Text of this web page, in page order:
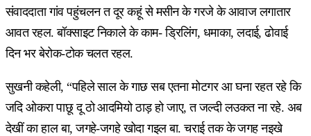
संवाददाता गांव पहुंचलन त दूर कहूं से मसीन के गरजे के आवाज लगातार
आवत रहल. बॉक्साइट निकाले के काम- ड्रिलिंग, धमाका, लदाई, ढोवाई
दिन भर बेरोक-टोक चलत रहल.
सुखनी कहेली, “पहिले साल के गाछ सब एतना मोटगर आ घना रहत रहे कि
जदि ओकरा पाछू दू ठो आदमियो ठाड़ हो जाए, त जल्दी लउकत ना रहे. अब
देखीं का हाल बा, जगहे-जगहे खोदा गइल बा. चराई तक के जगह नइखे